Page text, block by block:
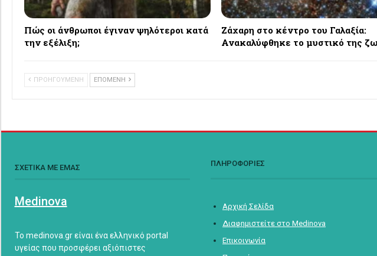
Πώς οι άνθρωποι έγιναν ψηλότεροι κατά
την εξέλιξη;
Ζάχαρη στο κέντρο του Γαλαξία:
Ανακαλύφθηκε το μυστικό της
ΠΡΟΗΓΟΥΜΕΝΗ ΕΠΟΜΕΝΗ
ΣΧΕΤΙΚΑ ΜΕ ΕΜΑΣ
Medinova
Το medinova.gr είναι ένα ελληνικό portal
υγείας που προσφέρει αξιόπιστες
ΠΛΗΡΟΦΟΡΙΕΣ
Αρχική Σελίδα
Διαφημιστείτε στο Medinova
Επικοινωνία